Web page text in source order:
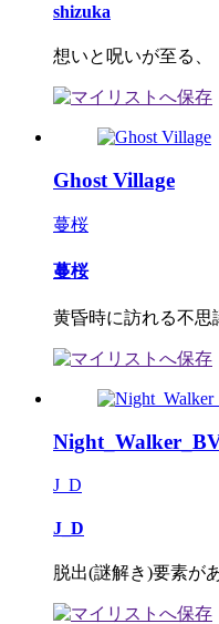
shizuka
想いと呪いが至る、
Ghost Village
蔓桜
蔓桜
黄昏時に訪れる不
J_D
J_D
脱出(謎解き)要素が